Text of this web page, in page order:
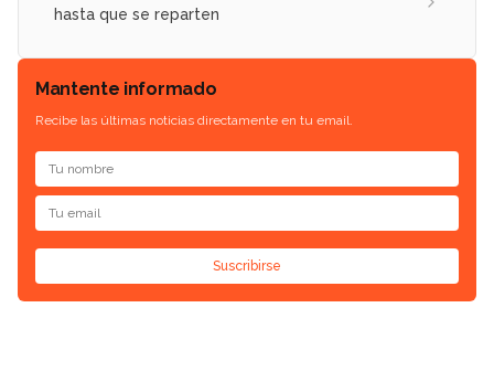
hasta que se reparten
Mantente informado
Recibe las últimas noticias directamente en tu email.
Suscribirse